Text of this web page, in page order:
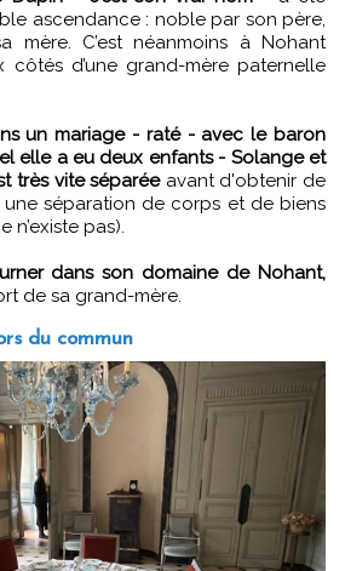
ascendance : noble par son père,
mère. C’est néanmoins à Nohant
côtés d’une grand-mère paternelle
un mariage - raté - avec le baron
elle a eu deux enfants - Solange et
très vite séparéeavant d'obtenir de
une séparation de corps et de biens
n’existe pas).
dans son domaine de Nohant,
de sa grand-mère.
du commun